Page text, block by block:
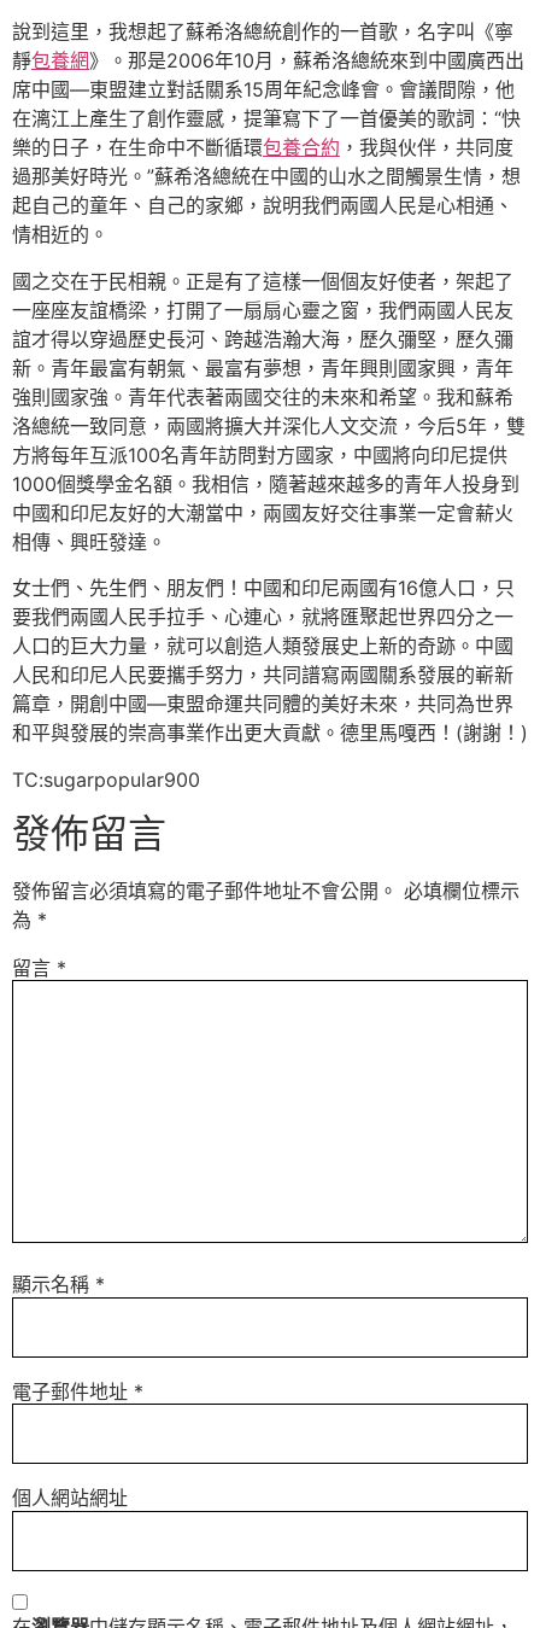
說到這里，我想起了蘇希洛總統創作的一首歌，名字叫《寧
靜包養網》。那是2006年10月，蘇希洛總統來到中國廣西出
席中國—東盟建立對話關系15周年紀念峰會。會議間隙，他
在漓江上產生了創作靈感，提筆寫下了一首優美的歌詞：“快
樂的日子，在生命中不斷循環包養合約 ，我與伙伴，共同度
過那美好時光。”蘇希洛總統在中國的山水之間觸景生情，想
起自己的童年、自己的家鄉，說明我們兩國人民是心相通、
情相近的。
國之交在于民相親。正是有了這樣一個個友好使者，架起了
一座座友誼橋梁，打開了一扇扇心靈之窗，我們兩國人民友
誼才得以穿過歷史長河、跨越浩瀚大海，歷久彌堅，歷久彌
新。青年最富有朝氣、最富有夢想，青年興則國家興，青年
強則國家強。青年代表著兩國交往的未來和希望。我和蘇希
洛總統一致同意，兩國將擴大并深化人文交流，今后5年，雙
方將每年互派100名青年訪問對方國家，中國將向印尼提供
1000個獎學金名額。我相信，隨著越來越多的青年人投身到
中國和印尼友好的大潮當中，兩國友好交往事業一定會薪火
相傳、興旺發達。
女士們、先生們、朋友們！中國和印尼兩國有16億人口，只
要我們兩國人民手拉手、心連心，就將匯聚起世界四分之一
人口的巨大力量，就可以創造人類發展史上新的奇跡。中國
人民和印尼人民要攜手努力，共同譜寫兩國關系發展的嶄新
篇章，開創中國—東盟命運共同體的美好未來，共同為世界
和平與發展的崇高事業作出更大貢獻。德里馬嘎西！(謝謝！)
TC:sugarpopular900
發佈留言
發佈留言必須填寫的電子郵件地址不會公開。 必填欄位標示
為 *
留言 *
顯示名稱 *
電子郵件地址 *
個人網站網址